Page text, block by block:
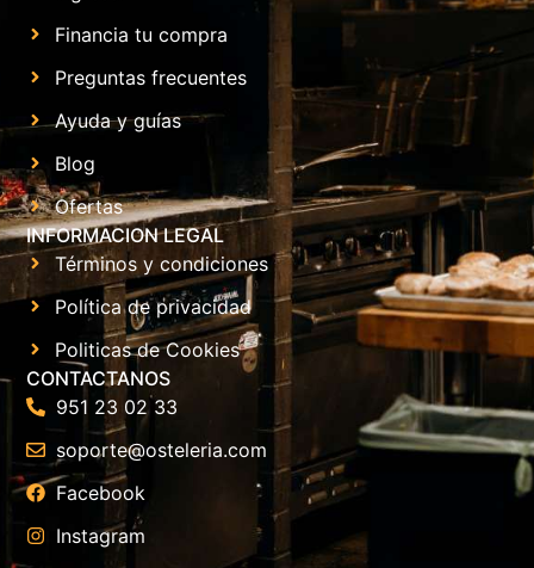
Financia tu compra
Preguntas frecuentes
Ayuda y guías
Blog
Ofertas
INFORMACION LEGAL
Términos y condiciones
Política de privacidad
Politicas de Cookies
CONTACTANOS
951 23 02 33
soporte@osteleria.com
Facebook
Instagram